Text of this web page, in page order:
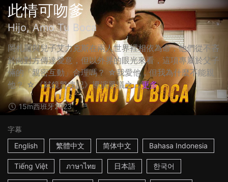
此情可吻爹
Hijo, Amo Tu Boca
岡札羅與兒子艾力克斯在兩人世界裡相依為命，他們從不吝
於向對方傳達愛意，但以外界的眼光來看，這項專屬於父子
倆的「親密互動」合理嗎？ ☆我愛他，但我為什麼不能親
他？ ☆《弒鏡驚魂記》導演爭議之... 更多
15m西班牙2023
字幕
English
繁體中文 简体中文 Bahasa Indonesia
Tiếng Việt ภาษาไทย 日本語 한국어